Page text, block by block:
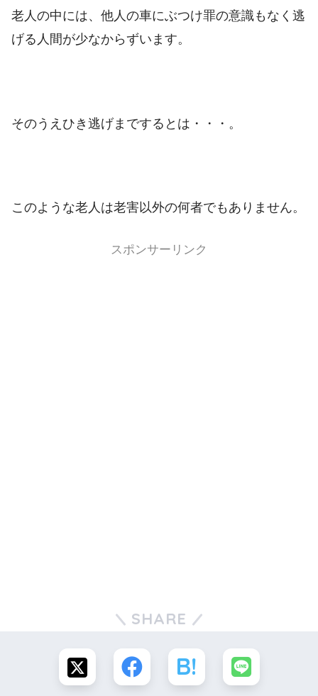
老人の中には、他人の車にぶつけ罪の意識もなく逃
げる人間が少なからずいます。
そのうえひき逃げまでするとは・・・。
このような老人は老害以外の何者でもありません。
スポンサーリンク
SHARE